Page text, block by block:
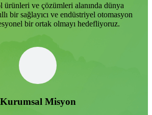
ürünleri ve çözümleri alanında dünya
bir sağlayıcı ve endüstriyel otomasyon
bir ortak olmayı hedefliyoruz.
Kurumsal Misyon